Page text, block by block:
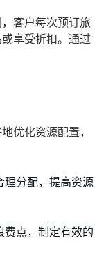
客户每次预订旅
享受折扣。通过
优化资源配置，
理分配，提高资源
费点，制定有效的